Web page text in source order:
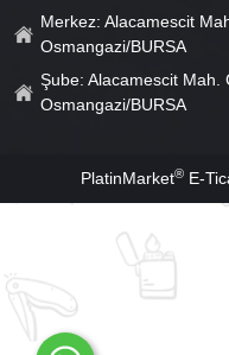
Merkez: Alacamescit
Osmangazi/BURSA
Şube: Alacamescit Mah.
Osmangazi/BURSA
PlatinMarket®E-